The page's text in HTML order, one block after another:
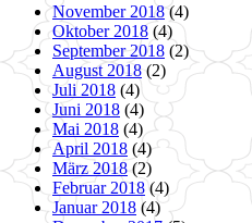
November 2018(4)
Oktober 2018 (4)
September 2018 (2)
August 2018 (2)
Juli 2018 (4)
Juni 2018 (4)
Mai 2018 (4)
April 2018 (4)
März 2018 (2)
Februar 2018 (4)
Januar 2018 (4)